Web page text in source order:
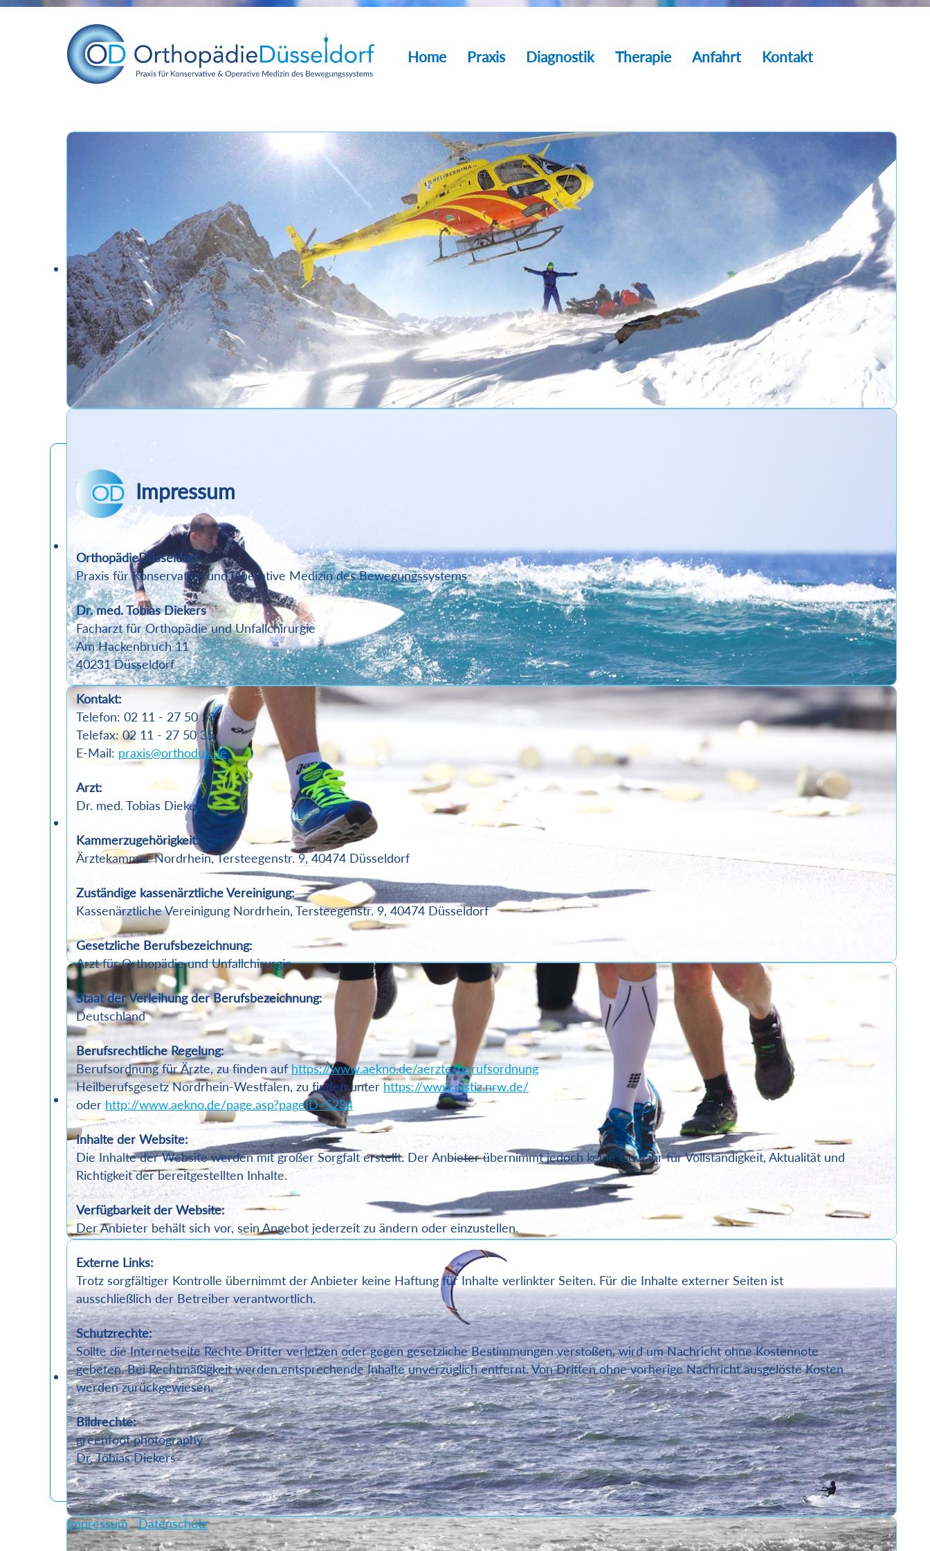
Home Praxis Diagnostik Therapie Anfahrt Kontakt
Impressum
OrthopädieDüsseldorf
Praxis für Konservative und Operative Medizin des Bewegungssystems
Dr. med. Tobias Diekers
Facharzt für Orthopädie und Unfallchirurgie
Am Hackenbruch 11
40231 Düsseldorf
Kontakt:
Telefon: 02 11 - 27 50 58
Telefax: 02 11 - 27 50 35
E-Mail: praxis@orthodus.de
Arzt:
Dr. med. Tobias Diekers
Kammerzugehörigkeit:
Ärztekammer Nordrhein, Tersteegenstr. 9, 40474 Düsseldorf
Zuständige kassenärztliche Vereinigung:
Kassenärztliche Vereinigung Nordrhein, Tersteegenstr. 9, 40474 Düsseldorf
Gesetzliche Berufsbezeichnung:
Arzt für Orthopädie und Unfallchirurgie
Staat der Verleihung der Berufsbezeichnung:
Deutschland
Berufsrechtliche Regelung:
Berufsordnung für Ärzte, zu finden auf https://www.aekno.de/aerzte/berufsordnung
Heilberufsgesetz Nordrhein-Westfalen, zu finden unter https://www.justiz.nrw.de/
oder http://www.aekno.de/page.asp?pageID=5234
Inhalte der Website:
Die Inhalte der Website werden mit großer Sorgfalt erstellt. Der Anbieter übernimmt jedoch keine Gewähr für Vollständigkeit, Aktualität und
Richtigkeit der bereitgestellten Inhalte.
Verfügbarkeit der Website:
Der Anbieter behält sich vor, sein Angebot jederzeit zu ändern oder einzustellen.
Externe Links:
Trotz sorgfältiger Kontrolle übernimmt der Anbieter keine Haftung für Inhalte verlinkter Seiten. Für die Inhalte externer Seiten ist
ausschließlich der Betreiber verantwortlich.
Schutzrechte:
Sollte die Internetseite Rechte Dritter verletzen oder gegen gesetzliche Bestimmungen verstoßen, wird um Nachricht ohne Kostennote
gebeten. Bei Rechtmäßigkeit werden entsprechende Inhalte unverzüglich entfernt. Von Dritten ohne vorherige Nachricht ausgelöste Kosten
werden zurückgewiesen.
Bildrechte:
greenfoot photography
Dr. Tobias Diekers
Impressum Datenschutz